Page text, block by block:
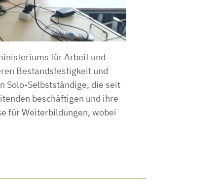
für Arbeit und
Bestandsfestigkeit und
Solo-Selbstständige, die seit
beschäftigen und ihre
für Weiterbildungen, wobei